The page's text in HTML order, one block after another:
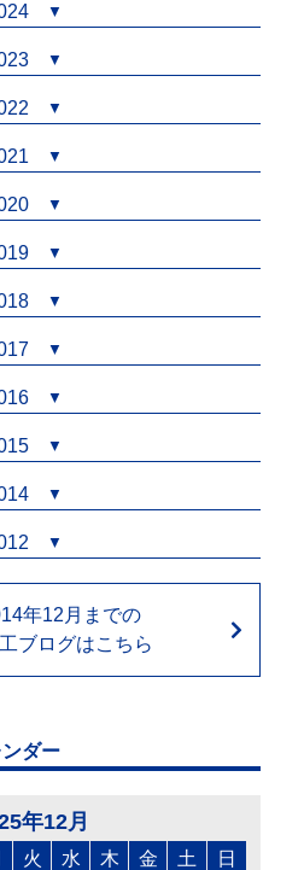
年12月までの
ブログはこちら
ンダー
年12月
火 水 木 金 土 日